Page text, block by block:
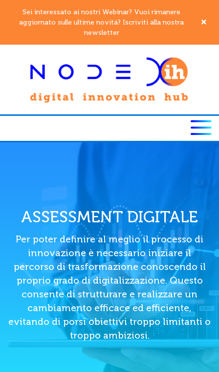
Sei interessato ai nostri Webinar? Vuoi rimanere
aggiornato sulle ultime novitá? Iscriviti alla nostra
newsletter
ASSESSMENT DIGITALE
Per poter definire al meglio il processo di
innovazione è necessario iniziare il
percorso di trasformazione conoscendo il
proprio grado di digitalizzazione. Questo
consente di strutturare e realizzare un
cambiamento efficace ed efficiente,
evitando di porsi obiettivi troppo limitanti o
troppo ambiziosi.